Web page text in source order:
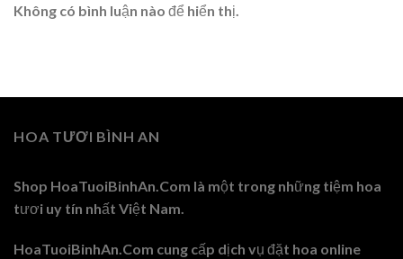
Không có bình luận nào để hiển thị.
HOA TƯƠI BÌNH AN
Shop HoaTuoiBinhAn.Com là một trong những tiệm hoa
tươi uy tín nhất Việt Nam.
HoaTuoiBinhAn.Com cung cấp dịch vụ đặt hoa online